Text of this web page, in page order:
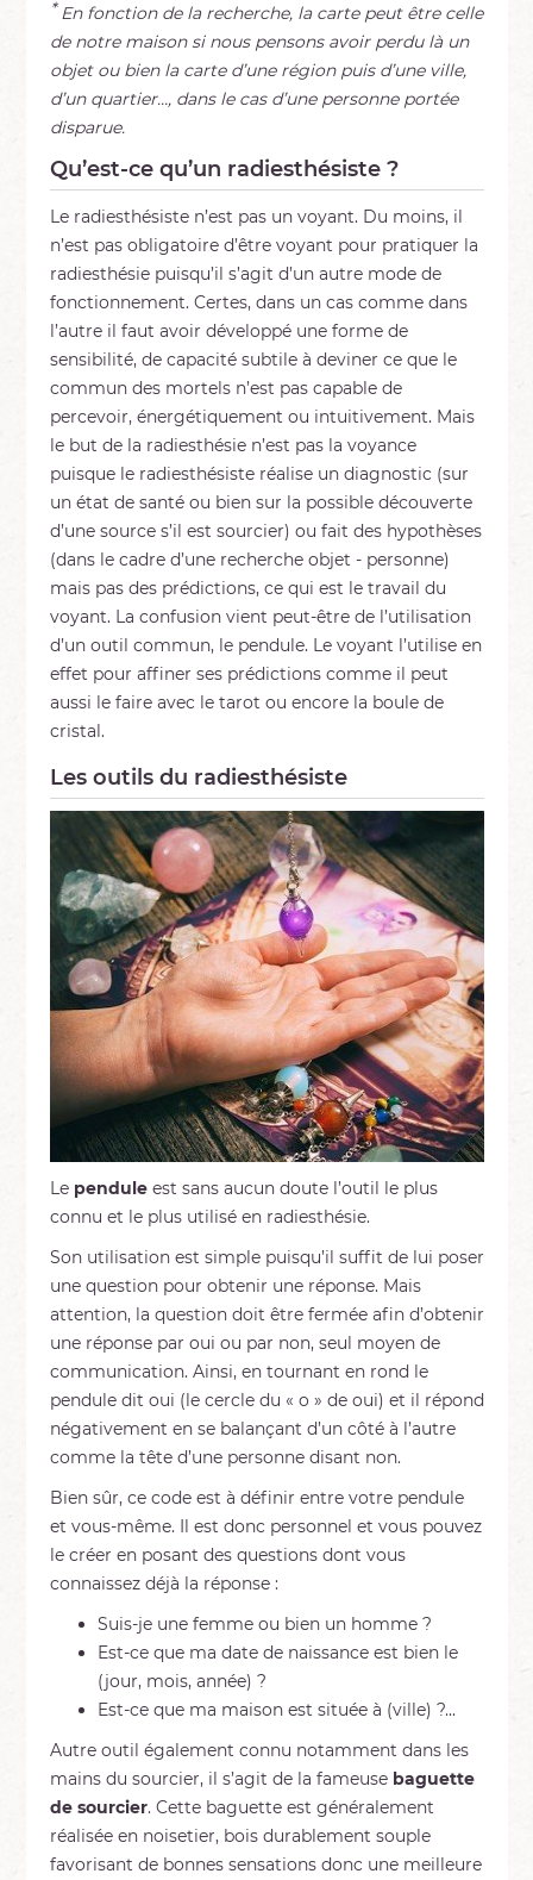
*En fonction de la recherche, la carte peut être celle
de notre maison si nous pensons avoir perdu là un
objet ou bien la carte d’une région puis d’une ville,
d’un quartier…, dans le cas d’une personne portée
disparue.
Qu’est-ce qu’un radiesthésiste ?
Le radiesthésiste n’est pas un voyant. Du moins, il
n’est pas obligatoire d’être voyant pour pratiquer la
radiesthésie puisqu’il s’agit d’un autre mode de
fonctionnement. Certes, dans un cas comme dans
l’autre il faut avoir développé une forme de
sensibilité, de capacité subtile à deviner ce que le
commun des mortels n’est pas capable de
percevoir, énergétiquement ou intuitivement. Mais
le but de la radiesthésie n’est pas la voyance
puisque le radiesthésiste réalise un diagnostic (sur
un état de santé ou bien sur la possible découverte
d’une source s’il est sourcier) ou fait des hypothèses
(dans le cadre d’une recherche objet - personne)
mais pas des prédictions, ce qui est le travail du
voyant. La confusion vient peut-être de l’utilisation
d’un outil commun, le pendule. Le voyant l’utilise en
effet pour affiner ses prédictions comme il peut
aussi le faire avec le tarot ou encore la boule de
cristal.
Les outils du radiesthésiste
Le penduleest sans aucun doute l’outil le plus
connu et le plus utilisé en radiesthésie.
Son utilisation est simple puisqu’il suffit de lui poser
une question pour obtenir une réponse. Mais
attention, la question doit être fermée afin d’obtenir
une réponse par oui ou par non, seul moyen de
communication. Ainsi, en tournant en rond le
pendule dit oui (le cercle du « o » de oui) et il répond
négativement en se balançant d’un côté à l’autre
comme la tête d’une personne disant non.
Bien sûr, ce code est à définir entre votre pendule
et vous-même. Il est donc personnel et vous pouvez
le créer en posant des questions dont vous
connaissez déjà la réponse :
Suis-je une femme ou bien un homme ?
Est-ce que ma date de naissance est bien le
(jour, mois, année) ?
Est-ce que ma maison est située à (ville) ?...
Autre outil également connu notamment dans les
mains du sourcier, il s’agit de la fameuse baguette
de sourcier. Cette baguette est généralement
réalisée en noisetier, bois durablement souple
favorisant de bonnes sensations donc une meilleure